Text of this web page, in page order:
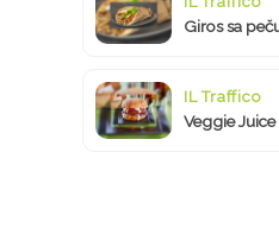
Giros sa
IL Traffico
Veggie Juice